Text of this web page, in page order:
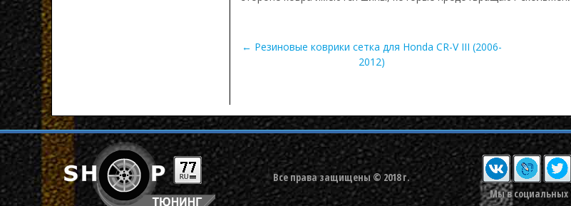
← Резиновые коврики сетка для Honda CR-V III (2006-
2012)
Все права защищены © 2018 г.
Мы в социальных